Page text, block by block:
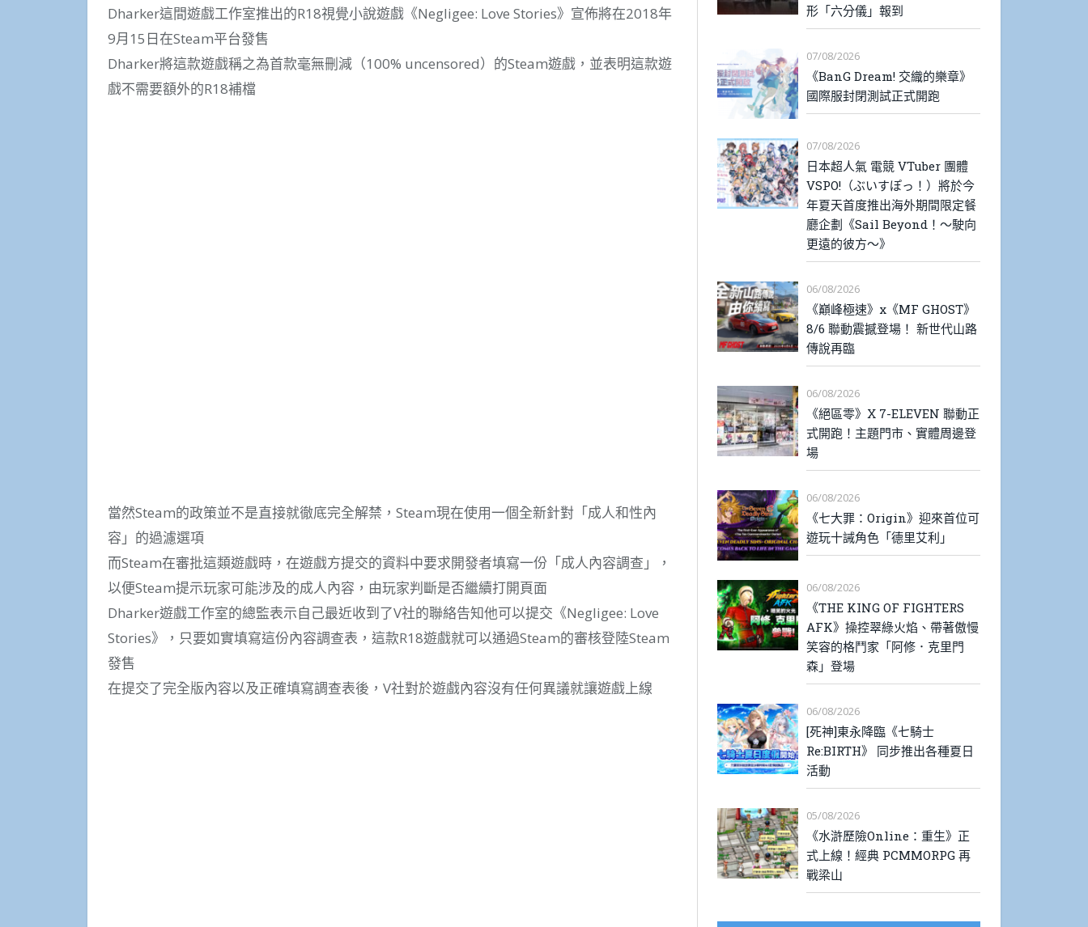
Dharker這間遊戲工作室推出的R18視覺小說遊戲《Negligee: Love Stories》宣佈將在2018年
9月15日在Steam平台發售
Dharker將這款遊戲稱之為首款毫無刪減（100% uncensored）的Steam遊戲，並表明這款遊
戲不需要額外的R18補檔
當然Steam的政策並不是直接就徹底完全解禁，Steam現在使用一個全新針對「成人和性內
容」的過濾選項
而Steam在審批這類遊戲時，在遊戲方提交的資料中要求開發者填寫一份「成人內容調查」，
以便Steam提示玩家可能涉及的成人內容，由玩家判斷是否繼續打開頁面
Dharker遊戲工作室的總監表示自己最近收到了V社的聯絡告知他可以提交《Negligee: Love
Stories》，只要如實填寫這份內容調查表，這款R18遊戲就可以通過Steam的審核登陸Steam
發售
在提交了完全版內容以及正確填寫調查表後，V社對於遊戲內容沒有任何異議就讓遊戲上線
形「六分儀」報到
07/08/2026
《BanG Dream! 交織的樂章》
國際服封閉測試正式開跑
07/08/2026
日本超人氣 電競 VTuber 團體
VSPO!（ぶいすぽっ！）將於今
年夏天首度推出海外期間限定餐
廳企劃《Sail Beyond！～駛向
更遠的彼方～》
06/08/2026
《巔峰極速》x《MF GHOST》
8/6 聯動震撼登場！ 新世代山路
傳說再臨
06/08/2026
《絕區零》X 7-ELEVEN 聯動正
式開跑！主題門市、實體周邊登
場
06/08/2026
《七大罪：Origin》迎來首位可
遊玩十誡角色「德里艾利」
06/08/2026
《THE KING OF FIGHTERS
AFK》操控翠綠火焰、帶著傲慢
笑容的格鬥家「阿修．克里門
森」登場
06/08/2026
[死神]東永降臨《七騎士
Re:BIRTH》 同步推出各種夏日
活動
05/08/2026
《水滸歷險Online：重生》正
式上線！經典 PCMMORPG 再
戰梁山